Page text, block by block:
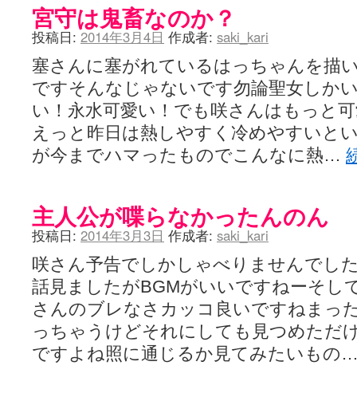
宮守は鬼畜なのか？
投稿日: 2014年3月4日 作成者: saki_kari
塞さんに塞がれているはっちゃんを描
ですそんなじゃないです勿論聖女しか
い！永水可愛い！でも咲さんはもっと
えっと昨日は熱しやすく冷めやすいと
が今までハマったものでこんなに熱…
主人公が喋らなかったんのん
投稿日: 2014年3月3日 作成者: saki_kari
咲さん予告でしかしゃべりませんでし
話見ましたがBGMがいいですねーそし
さんのブレなさカッコ良いですねまっ
っちゃうけどそれにしても見つめただ
ですよね照に通じるか見てみたいもの